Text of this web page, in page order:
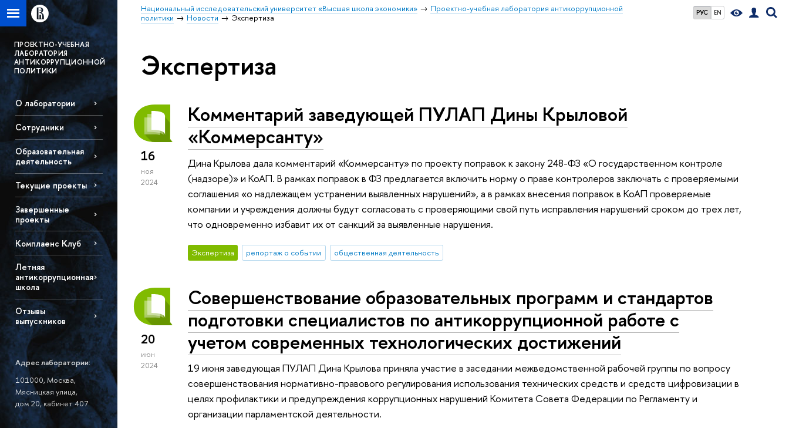
РУС EN
Национальный исследовательский университет «Высшая школа экономики»
Проектно-учебная лаборатория антикоррупционной
политики
Новости Экспертиза
ПРОЕКТНО-УЧЕБНАЯ
ЛАБОРАТОРИЯ
АНТИКОРРУПЦИОННОЙ
ПОЛИТИКИ
О лаборатории
Сотрудники
Образовательная
деятельность
Текущие проекты
Завершенные
проекты
Комплаенс Клуб
Летняя
антикоррупционная
школа
Отзывы
выпускников
Адрес лаборатории:
101000, Москва,
Мясницкая улица,
дом 20, кабинет 407.
Экспертиза
16
ноя
2024
Комментарий заведующей ПУЛАП Дины Крыловой
«Коммерсанту»
Дина Крылова дала комментарий «Коммерсанту» по проекту поправок к закону 248-ФЗ «О государственном контроле
(надзоре)» и КоАП. В рамках поправок в ФЗ предлагается включить норму о праве контролеров заключать с проверяемыми
соглашения «о надлежащем устранении выявленных нарушений», а в рамках внесения поправок в КоАП проверяемые
компании и учреждения должны будут согласовать с проверяющими свой путь исправления нарушений сроком до трех лет,
что одновременно избавит их от санкций за выявленные нарушения.
Экспертиза репортаж о событии общественная деятельность
20
июн
2024
Совершенствование образовательных программ и стандартов
подготовки специалистов по антикоррупционной работе с
учетом современных технологических достижений
19 июня заведующая ПУЛАП Дина Крылова приняла участие в заседании межведомственной рабочей группы по вопросу
совершенствования нормативно-правового регулирования использования технических средств и средств цифровизации в
целях профилактики и предупреждения коррупционных нарушений Комитета Совета Федерации по Регламенту и
организации парламентской деятельности.